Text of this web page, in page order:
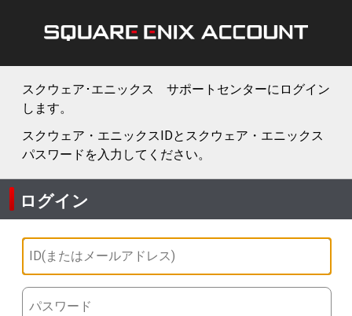
スクウェア･エニックス サポートセンターにログイン
します。
スクウェア・エニックスIDとスクウェア・エニックス
パスワードを入力してください。
ログイン